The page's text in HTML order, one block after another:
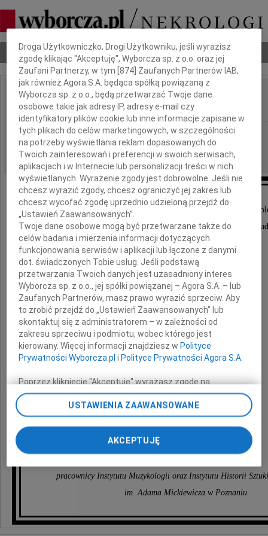
Nekrologi Odeszli Poradnik pogrzebowy
IMIĘ I NAZWISKO: Mirosław Perz
REGION: Poznań
DATA EMISJI: 05.04.2023
Z głębokim smutkiem żegnamy wybitnego
znawcę muzyki dawnej i niezwykle cenionego
Pana Profesora
Mirosława Perza
Całej rodzinie Profesora
składamy najszczersze wyrazy współczucia
pracownicy Instytutu Muzykologii oraz Instytutu Historii
im. Adama Mickiewicza w Poznaniu
Dbamy o Twoją prywatność
Droga Użytkowniczko, Drogi Użytkowniku, jeśli wyrazisz
zgodę klikając "Akceptuję", Wyborcza sp. z o.o. oraz jej
Zaufani Partnerzy, w tym [874 ] Zaufanych Partnerów IAB,
jak również Agora S.A. będąca spółką powiązaną z
Wyborcza sp. z o.o., będą przetwarzać Twoje dane
osobowe takie jak adresy IP, adresy e-mail czy
identyfikatory plików cookie lub inne informacje zapisane w
tych plikach do celów marketingowych, w szczególności
na potrzeby wyświetlania reklam dopasowanych do
Twoich zainteresowań i preferencji w swoich serwisach,
aplikacjach i w Internecie lub personalizacji treści w nich
wyświetlanych. Wyrażenie zgody jest dobrowolne. Jeśli nie
chcesz wyrazić zgody, chcesz ograniczyć jej zakres lub
chcesz wycofać zgodę uprzednio udzieloną przejdź do
„Ustawień Zaawansowanych”.
Twoje dane osobowe mogą być przetwarzane także do
celów badania i mierzenia informacji dotyczących
funkcjonowania serwisów i aplikacji lub łączone z danymi
dot. świadczonych Tobie usług. Jeśli podstawą
przetwarzania Twoich danych jest uzasadniony interes
Wyborcza sp. z o.o., jej spółki powiązanej – Agora S.A. – lub
Zaufanych Partnerów, masz prawo wyrazić sprzeciw. Aby
to zrobić przejdź do „Ustawień Zaawansowanych” lub
skontaktuj się z administratorem – w zależności od
zakresu sprzeciwu i podmiotu, wobec którego jest
kierowany. Więcej informacji znajdziesz w Polityce
Prywatności Wyborcza.pl i Polityce Prywatności Agora S.A.
Poprzez kliknięcie "Akceptuję" wyrażasz zgodę na
zainstalowanie i przechowywanie plików typu cookie
Wyborczej sp. z o. o. jej Zaufanych Partnerów i Agora S.A.
na Twoim urządzeniu końcowym. Możesz też w każdej
chwili zmienić swoje preferencje dot. plików cookie,
ponownie wywołując narzędzie do zarządzania Twoimi
preferencjami dot. przetwarzania danych poprzez
odnośnik „Ustawienia prywatności” w stopce serwisu i
przechodząc do sekcji „Ustawienia zaawansowane”.
Zmiana ustawień plików cookie możliwa jest także za
My, nasi Zaufani Partnerzy i Agora S.A. możemy
USTAWIENIA ZAAWANSOWANE
AKCEPTUJĘ